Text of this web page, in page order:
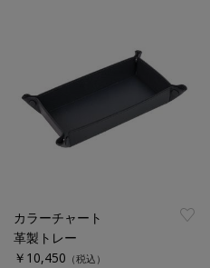
カラーチャート
革製トレー
￥10,450 （税込）